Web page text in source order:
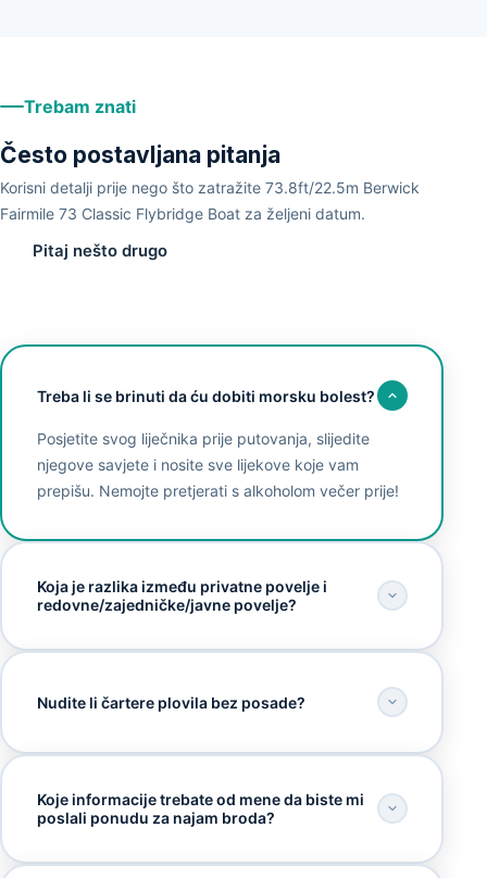
Trebam znati
Često postavljana pitanja
Korisni detalji prije nego što zatražite 73.8ft/22.5m Berwick
Fairmile 73 Classic Flybridge Boat za željeni datum.
Pitaj nešto drugo
Treba li se brinuti da ću dobiti morsku bolest?
Posjetite svog liječnika prije putovanja, slijedite
njegove savjete i nosite sve lijekove koje vam
prepišu. Nemojte pretjerati s alkoholom večer prije!
Koja je razlika između privatne povelje i
redovne/zajedničke/javne povelje?
Nudite li čartere plovila bez posade?
Koje informacije trebate od mene da biste mi
poslali ponudu za najam broda?